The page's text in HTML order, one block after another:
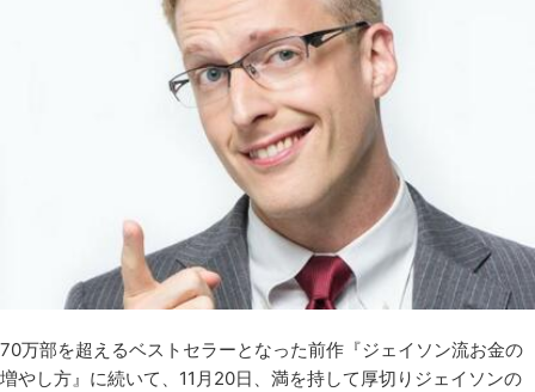
70万部を超えるベストセラーとなった前作『ジェイソン流お金の
増やし方』に続いて、11月20日、満を持して厚切りジェイソンの